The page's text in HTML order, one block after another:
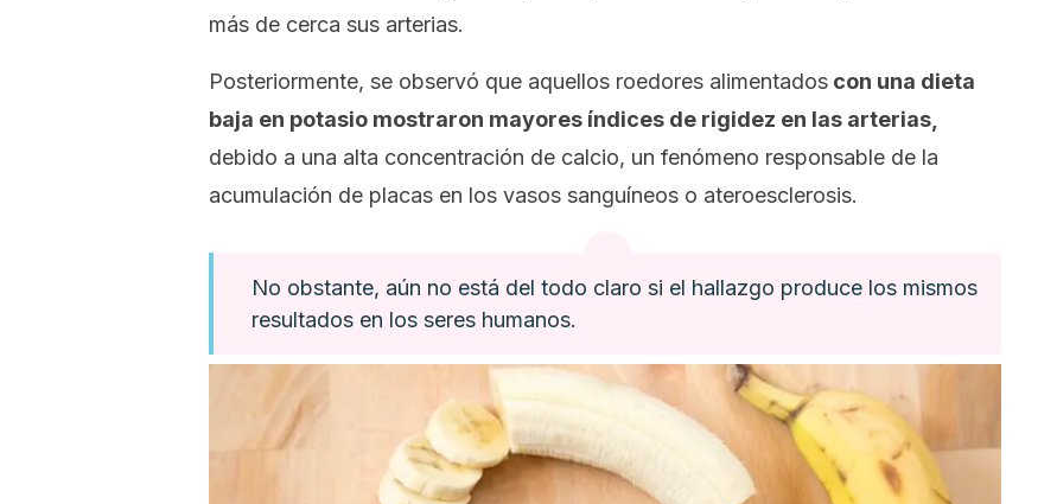
más de cerca sus arterias.
Posteriormente, se observó que aquellos roedores alimentados con una dieta
baja en potasio mostraron mayores índices de rigidez en las arterias,
debido a una alta concentración de calcio, un fenómeno responsable de la
acumulación de placas en los vasos sanguíneos o ateroesclerosis.
No obstante, aún no está del todo claro si el hallazgo produce los mismos
resultados en los seres humanos.